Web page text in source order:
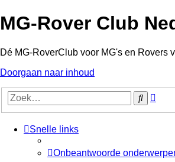
MG-Rover Club
Dé MG-RoverClub voor MG's en Rovers
Doorgaan naar inhoud
Zoek
Snelle links
Onbeantwoorde